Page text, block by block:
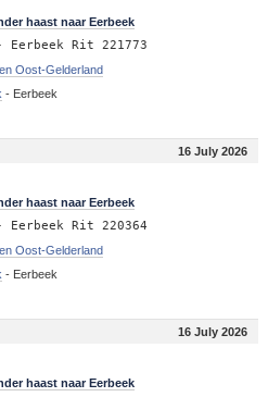
haast naar Eerbeek
Eerbeek Rit 221773
Oost-Gelderland
- Eerbeek
16 July 2026
haast naar Eerbeek
Eerbeek Rit 220364
Oost-Gelderland
- Eerbeek
16 July 2026
haast naar Eerbeek